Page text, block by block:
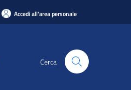
Accedi all'area personale
Cerca